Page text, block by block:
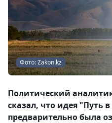
Фото: Zakon.kz
Политический
сказал, что идея "Путь
предварительно была